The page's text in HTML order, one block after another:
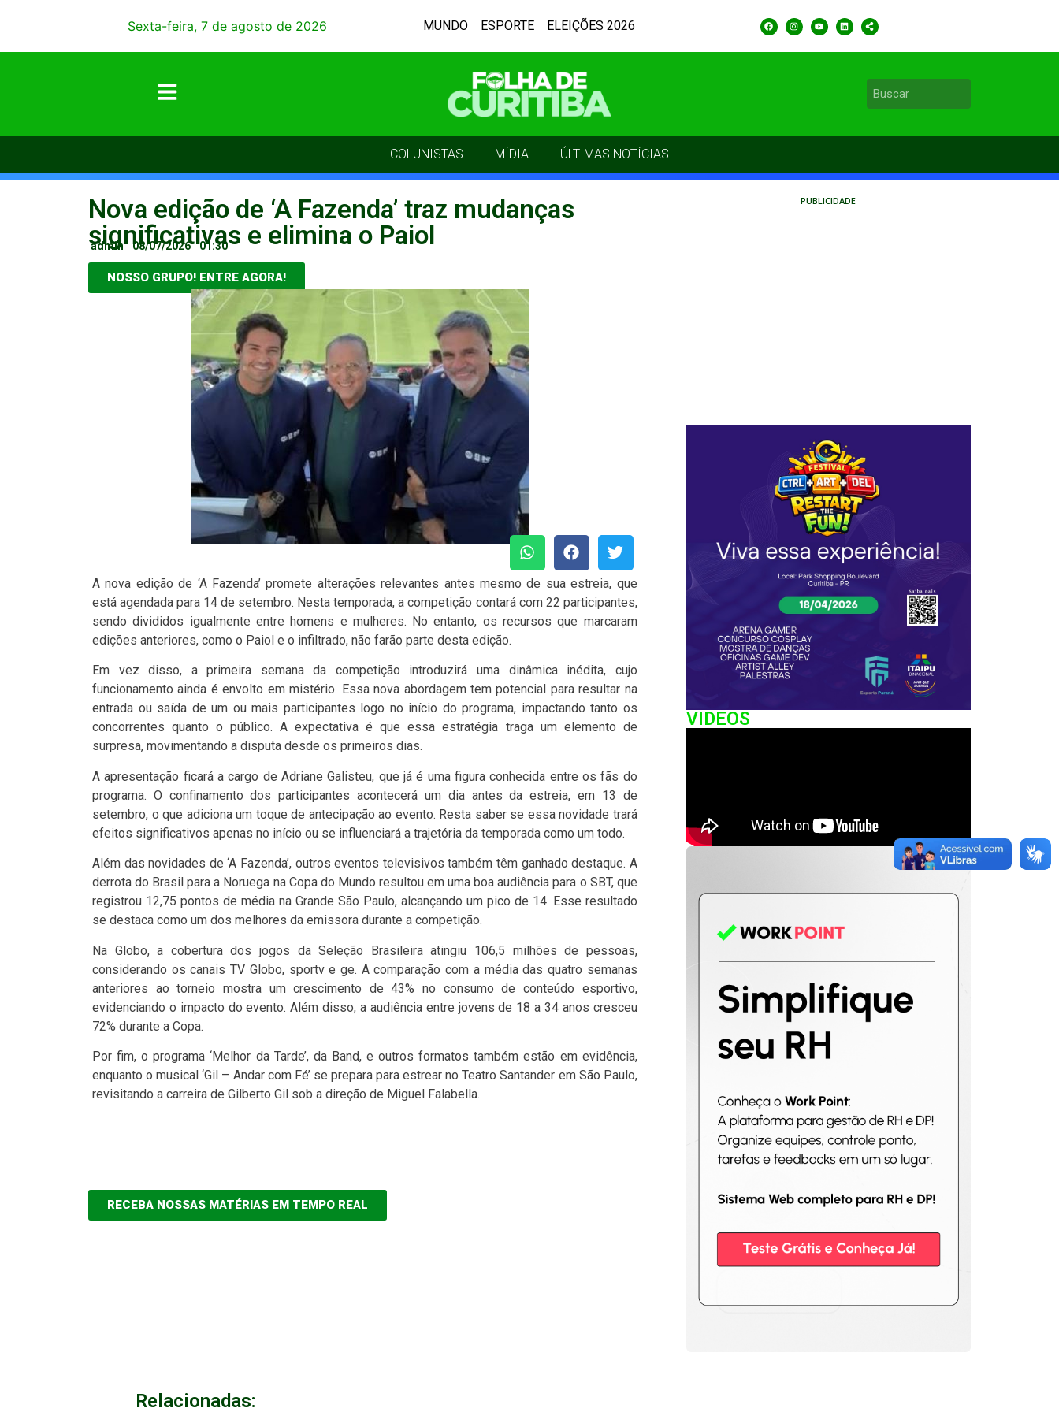
Sexta-feira, 7 de agosto de 2026 MUNDO ESPORTE ELEIÇÕES 2026
COLUNISTAS MÍDIA ÚLTIMAS NOTÍCIAS
Nova edição de ‘A Fazenda’ traz mudanças
significativas e elimina o Paiol
admin 08/07/2026 01:30
NOSSO GRUPO! ENTRE AGORA!
A nova edição de ‘A Fazenda’ promete alterações relevantes antes mesmo de sua estreia, que
está agendada para 14 de setembro. Nesta temporada, a competição contará com 22 participantes,
sendo divididos igualmente entre homens e mulheres. No entanto, os recursos que marcaram
edições anteriores, como o Paiol e o infiltrado, não farão parte desta edição.
Em vez disso, a primeira semana da competição introduzirá uma dinâmica inédita, cujo
funcionamento ainda é envolto em mistério. Essa nova abordagem tem potencial para resultar na
entrada ou saída de um ou mais participantes logo no início do programa, impactando tanto os
concorrentes quanto o público. A expectativa é que essa estratégia traga um elemento de
surpresa, movimentando a disputa desde os primeiros dias.
A apresentação ficará a cargo de Adriane Galisteu, que já é uma figura conhecida entre os fãs do
programa. O confinamento dos participantes acontecerá um dia antes da estreia, em 13 de
setembro, o que adiciona um toque de antecipação ao evento. Resta saber se essa novidade trará
efeitos significativos apenas no início ou se influenciará a trajetória da temporada como um todo.
Além das novidades de ‘A Fazenda’, outros eventos televisivos também têm ganhado destaque. A
derrota do Brasil para a Noruega na Copa do Mundo resultou em uma boa audiência para o SBT, que
registrou 12,75 pontos de média na Grande São Paulo, alcançando um pico de 14. Esse resultado
se destaca como um dos melhores da emissora durante a competição.
Na Globo, a cobertura dos jogos da Seleção Brasileira atingiu 106,5 milhões de pessoas,
considerando os canais TV Globo, sportv e ge. A comparação com a média das quatro semanas
anteriores ao torneio mostra um crescimento de 43% no consumo de conteúdo esportivo,
evidenciando o impacto do evento. Além disso, a audiência entre jovens de 18 a 34 anos cresceu
72% durante a Copa.
Por fim, o programa ‘Melhor da Tarde’, da Band, e outros formatos também estão em evidência,
enquanto o musical ‘Gil – Andar com Fé’ se prepara para estrear no Teatro Santander em São Paulo,
revisitando a carreira de Gilberto Gil sob a direção de Miguel Falabella.
RECEBA NOSSAS MATÉRIAS EM TEMPO REAL
PUBLICIDADE
VIDEOS
Relacionadas: